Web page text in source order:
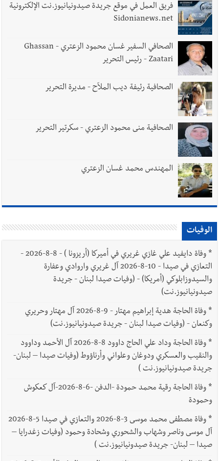
فريق العمل في موقع جريدة صيدونيانيوز.نت الإلكترونية
Sidonianews.net
الصحافي السفير غسان محمود الزعتري - Ghassan
Zaatari - رئيس التحرير
الصحافية رئيفة ديب الملاّح - مديرة التحرير
الصحافية منى محمود الزعتري - سكرتير التحرير
المهندس محمد غسان الزعتري
الوفيات
*
وفاة دايفيد علي غازي غريري في أميركا (أريزونا ) - 8-8-2026 -
التعازي في صيدا - 10-8-2026 آل غريري واروادي وعفارة
والسيدوزابلوكي (أمريكا) - (وفيات صيدا لبنان - جريدة
صيدونيانيوز.نت)
*
وفاة الحاجة هدية إبراهيم مهتار - 9-8-2026 آل مهتار وحريري
وكنعان - (وفيات صيدا لبنان - جريدة صيدونيانيوز.نت)
*
وفاة الحاجة وداد علي الحاج داوود 8-8-2026 آل الأحمد وداوود
والنقيب والعسكري ودوغان وعلواني وأرناؤوط (وفيات صيدا – لبنان-
جريدة صيدونيانيوز.نت )
*
وفاة الحاجة رقية محمد حمودة -الدفن -6-8-2026-آل كعكوش
وحمودة
*
وفاة مصطفى محمد موسى 3-8-2026 والتعازي في صيدا 5-8-2026
آل موسى وناصر وشهاب والشحوري وشحادة وحمود (وفيات زغدرايا –
صيدا – لبنان- جريدة صيدونيانيوز.نت )